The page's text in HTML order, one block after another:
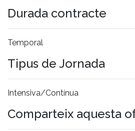
Durada contracte
Temporal
Tipus de Jornada
Intensiva/Contínua
Comparteix aquesta